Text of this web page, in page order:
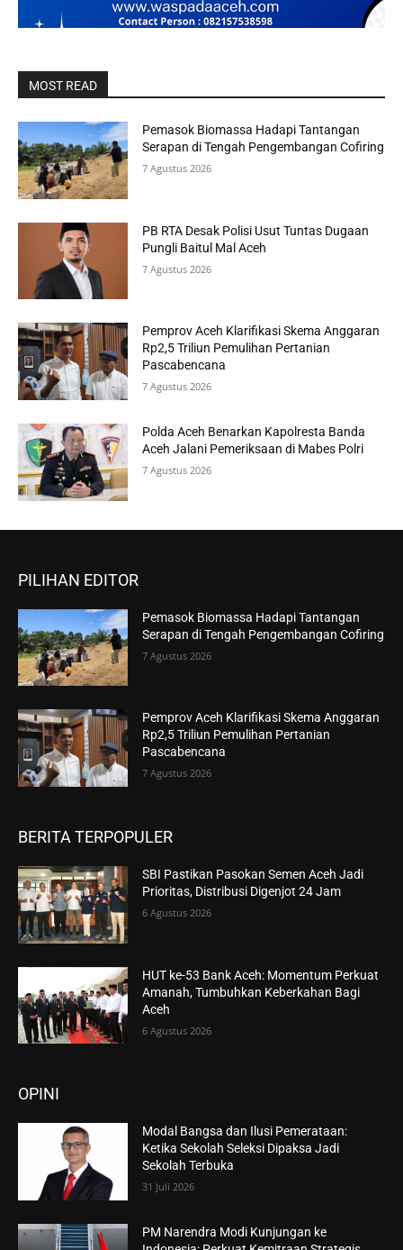
MOST READ
Pemasok Biomassa Hadapi Tantangan
Serapan di Tengah Pengembangan Cofiring
7 Agustus 2026
PB RTA Desak Polisi Usut Tuntas Dugaan
Pungli Baitul Mal Aceh
7 Agustus 2026
Pemprov Aceh Klarifikasi Skema Anggaran
Rp2,5 Triliun Pemulihan Pertanian
Pascabencana
7 Agustus 2026
Polda Aceh Benarkan Kapolresta Banda
Aceh Jalani Pemeriksaan di Mabes Polri
7 Agustus 2026
PILIHAN EDITOR
Pemasok Biomassa Hadapi Tantangan
Serapan di Tengah Pengembangan Cofiring
7 Agustus 2026
Pemprov Aceh Klarifikasi Skema Anggaran
Rp2,5 Triliun Pemulihan Pertanian
Pascabencana
7 Agustus 2026
BERITA TERPOPULER
SBI Pastikan Pasokan Semen Aceh Jadi
Prioritas, Distribusi Digenjot 24 Jam
6 Agustus 2026
HUT ke-53 Bank Aceh: Momentum Perkuat
Amanah, Tumbuhkan Keberkahan Bagi
Aceh
6 Agustus 2026
OPINI
Modal Bangsa dan Ilusi Pemerataan:
Ketika Sekolah Seleksi Dipaksa Jadi
Sekolah Terbuka
31 Juli 2026
PM Narendra Modi Kunjungan ke